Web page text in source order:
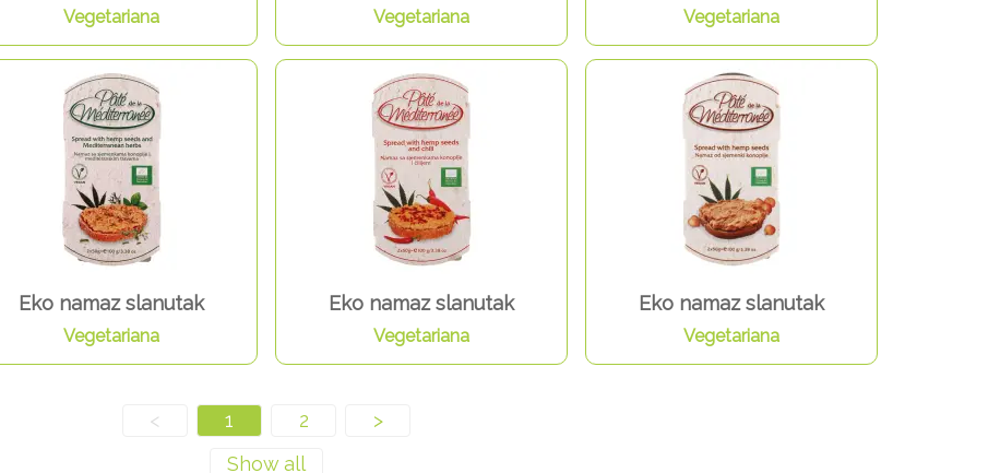
Vegetariana Vegetariana Vegetariana
Eko namaz slanutak
Vegetariana
Eko namaz slanutak
Vegetariana
Eko namaz slanutak
Vegetariana
< 1 2 >